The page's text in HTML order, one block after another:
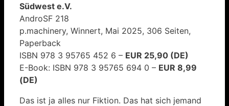
Südwest e.V.
AndroSF 218
p.machinery, Winnert, Mai 2025, 306 Seiten,
Paperback
ISBN 978 3 95765 452 6 – EUR 25,90 (DE)
E-Book: ISBN 978 3 95765 694 0 – EUR 8,99
(DE)
Das ist ja alles nur Fiktion. Das hat sich jemand